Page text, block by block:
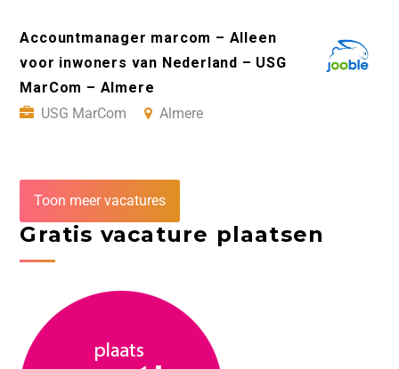
Accountmanager marcom – Alleen
voor inwoners van Nederland – USG
MarCom – Almere
USG MarCom
Almere
Toon meer vacatures
Gratis vacature plaatsen